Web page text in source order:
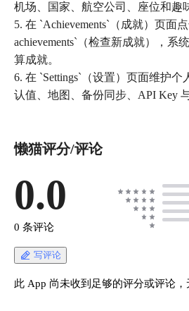
机场、国家、航空公司、座位和趣
5. 在 `Achievements`（成就）页面
achievements`（检查新成就），系
算成就。
6. 在 `Settings`（设置）页面维护
认值、地图、备份同步、API Key
懒猫评分/评论
0.0
0 条评论
写评论
此 App 尚未收到足够的评分或评论，